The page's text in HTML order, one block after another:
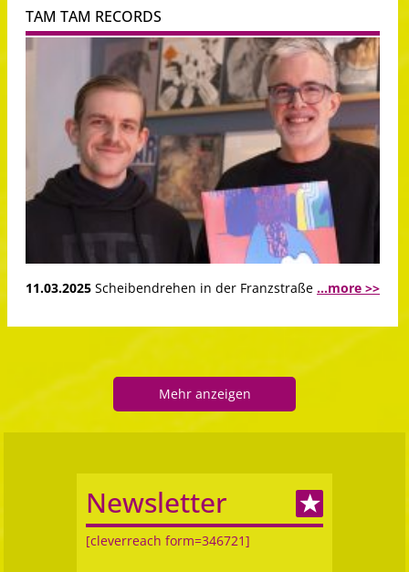
TAM TAM RECORDS
11.03.2025 Scheibendrehen in der Franzstraße ...more >>
Mehr anzeigen
Newsletter
[cleverreach form=346721]